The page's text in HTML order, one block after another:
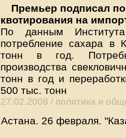
Премьер подписал
квотирования на
По данным
потребление сахара в
тонн в год.
производства
тонн в год и
500 тыс. тонн
27.02.2008 / политика и
Астана. 26 февраля.